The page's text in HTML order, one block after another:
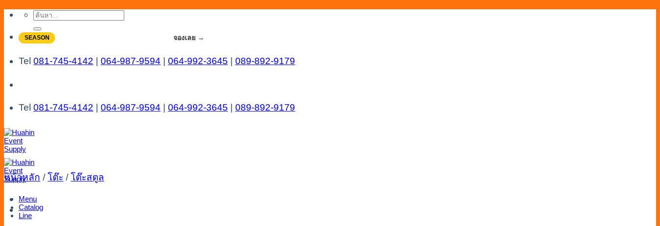
Skip
content
ค้นหา:
SEASON จองเลย →
Tel 081-745-4142 064-987-9594 064-992-3645 089-892-9179
Tel 081-745-4142 064-987-9594 064-992-3645 089-892-9179
Menu
Catalog
Line
หน้าหลัก / โต๊ะ / โต๊ะสตูล